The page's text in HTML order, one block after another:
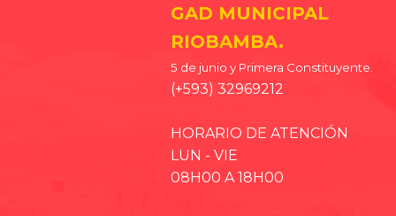
GAD MUNICIPAL
RIOBAMBA.
5 de junio y Primera Constituyente.
(+593) 32969212
HORARIO DE ATENCIÓN
LUN - VIE
08H00 A 18H00